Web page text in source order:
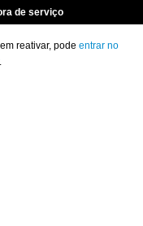
de serviço
reativar, pode entrar no
.